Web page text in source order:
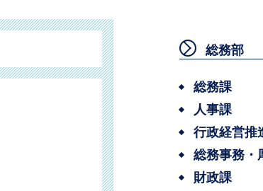
総務部
総務課
人事課
行政経営推
総務事務・
財政課